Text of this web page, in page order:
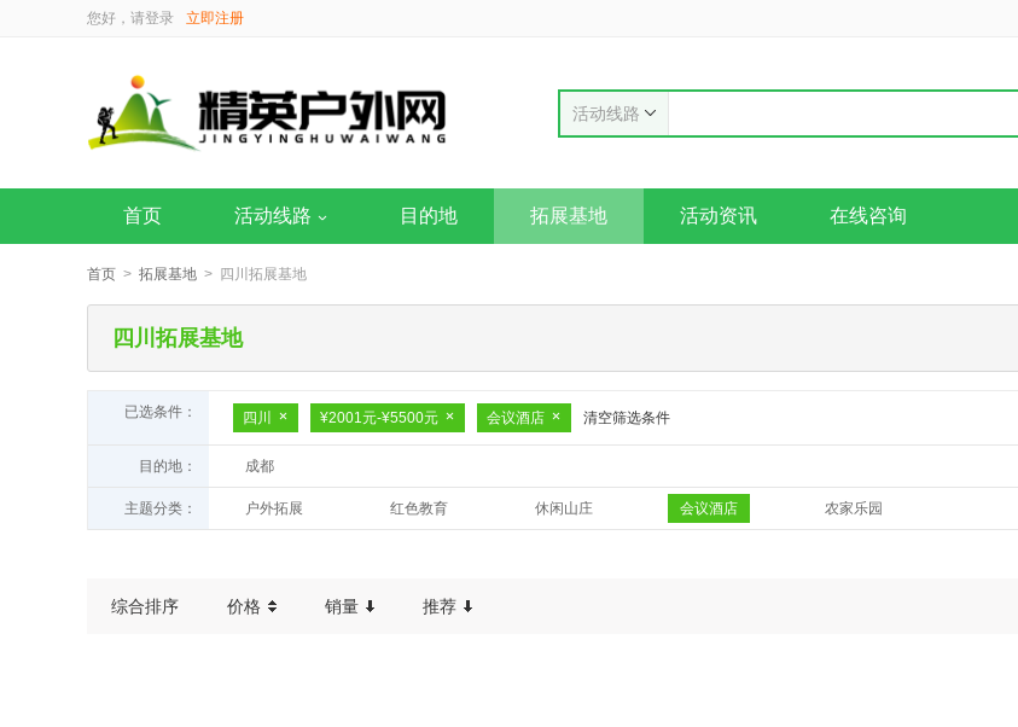
您好，请登录 立即注册
活动线路
首页 活动线路 目的地 拓展基地 活动资讯 在线咨询
首页 > 拓展基地 > 四川拓展基地
四川拓展基地
已选条件： 四川 ¥2001元-¥5500元 会议酒店 清空筛选条件
目的地： 成都
主题分类： 户外拓展 红色教育 休闲山庄 会议酒店
农家乐园
综合排序 价格 销量 推荐